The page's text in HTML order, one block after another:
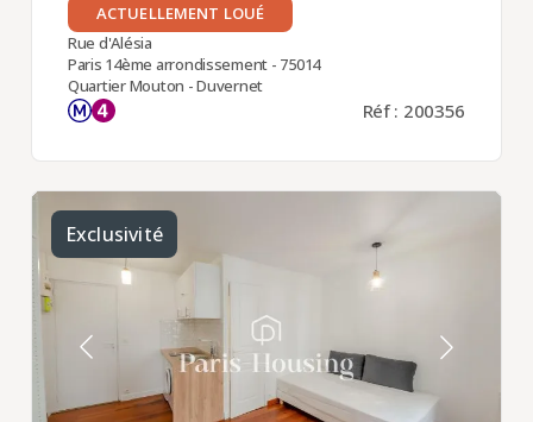
ACTUELLEMENT LOUÉ
Rue d'Alésia
Paris 14ème arrondissement - 75014
Quartier Mouton - Duvernet
Réf : 200356
Exclusivité